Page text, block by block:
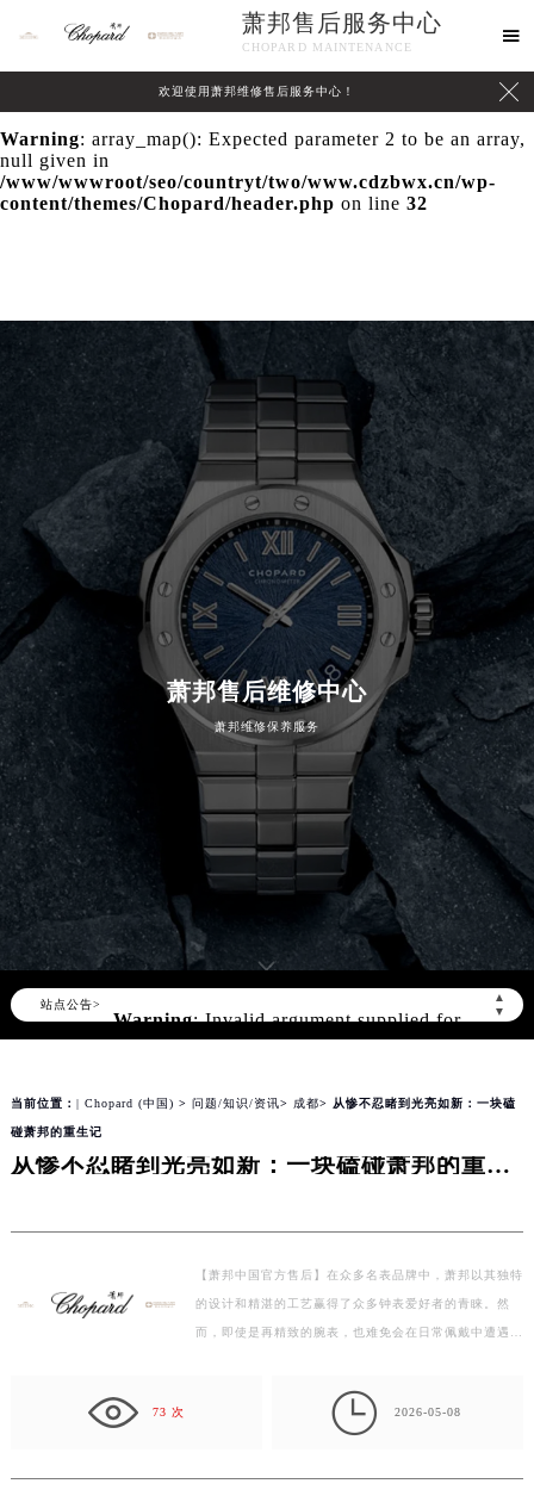
Warning: extract() expects parameter 1 to be array, null
/www/wwwroot/seo/countryt/two/www.cdzbwx.cn/wp-
content/themes/Chopard/header.phpon line
Warning: array_map(): Expected parameter 2 to be an array,
null given in
/www/wwwroot/seo/countryt/two/www.cdzbwx.cn/wp-
content/themes/Chopard/header.php on line 32
萧邦售后服务中心
CHOPARD MAINTENANCE

欢迎使用萧邦维修售后服务中心！ 
萧邦售后维修中心
萧邦维修保养服务
站点公告>
▲
▼
Warning: Invalid argument supplied for
foreach() in
当前位置： | Chopard (中国) > 问题/知识/资讯> 成都> 从惨不忍睹到光亮如新：一块磕
碰萧邦的重生记
从惨不忍睹到光亮如新：一块磕碰萧邦的重生记
【萧邦中国官方售后】在众多名表品牌中，萧邦以其独特
的设计和精湛的工艺赢得了众多钟表爱好者的青睐。然
而，即使是再精致的腕表，也难免会在日常佩戴中遭遇磕
73 次
 2026-05-08